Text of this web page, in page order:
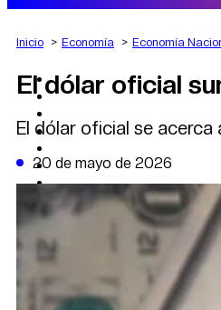
AGRO
DEPORTES
POLÍTICA
DATA FIRME
DE LA TRIBUNA TV
Inicio Economía Economía
El dólar oficial
El dólar oficial se
20 de mayo de 2026